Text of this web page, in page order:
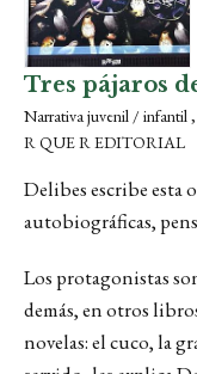
Tres pájaros
Narrativa juvenil / infantil
R QUE R EDITORIAL
Delibes escribe esta
autobiográficas,
Los protagonistas
demás, en otros
novelas: el cuco, la